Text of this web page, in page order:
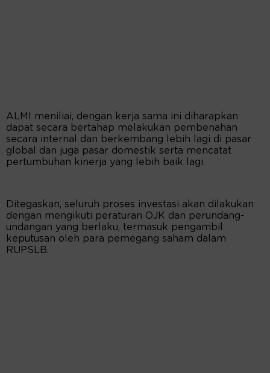
ALMI meniliai, dengan kerja sama ini diharapkan
dapat secara bertahap melakukan pembenahan
secara internal dan berkembang lebih lagi di pasar
global dan juga pasar domestik serta mencatat
pertumbuhan kinerja yang lebih baik lagi.
Ditegaskan, seluruh proses investasi akan dilakukan
dengan mengikuti peraturan OJK dan perundang-
undangan yang berlaku, termasuk pengambil
keputusan oleh para pemegang saham dalam
RUPSLB.